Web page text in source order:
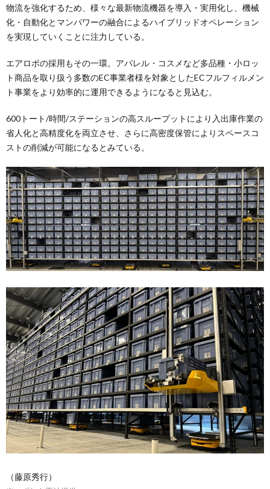
物流を強化するため、様々な最新物流機器を導入・実用化し、機械
化・自動化とマンパワーの融合によるハイブリッドオペレーション
を実現していくことに注力している。
エアロボの採用もその一環。アパレル・コスメなど多品種・小ロッ
ト商品を取り扱う多数のEC事業者様を対象としたECフルフィルメン
ト事業をより効率的に運用できるようになると見込む。
600トート/時間/ステーションの高スループットにより入出庫作業の
省人化と高精度化を両立させ、さらに高密度保管によりスペースコ
ストの削減が可能になるとみている。
（藤原秀行）